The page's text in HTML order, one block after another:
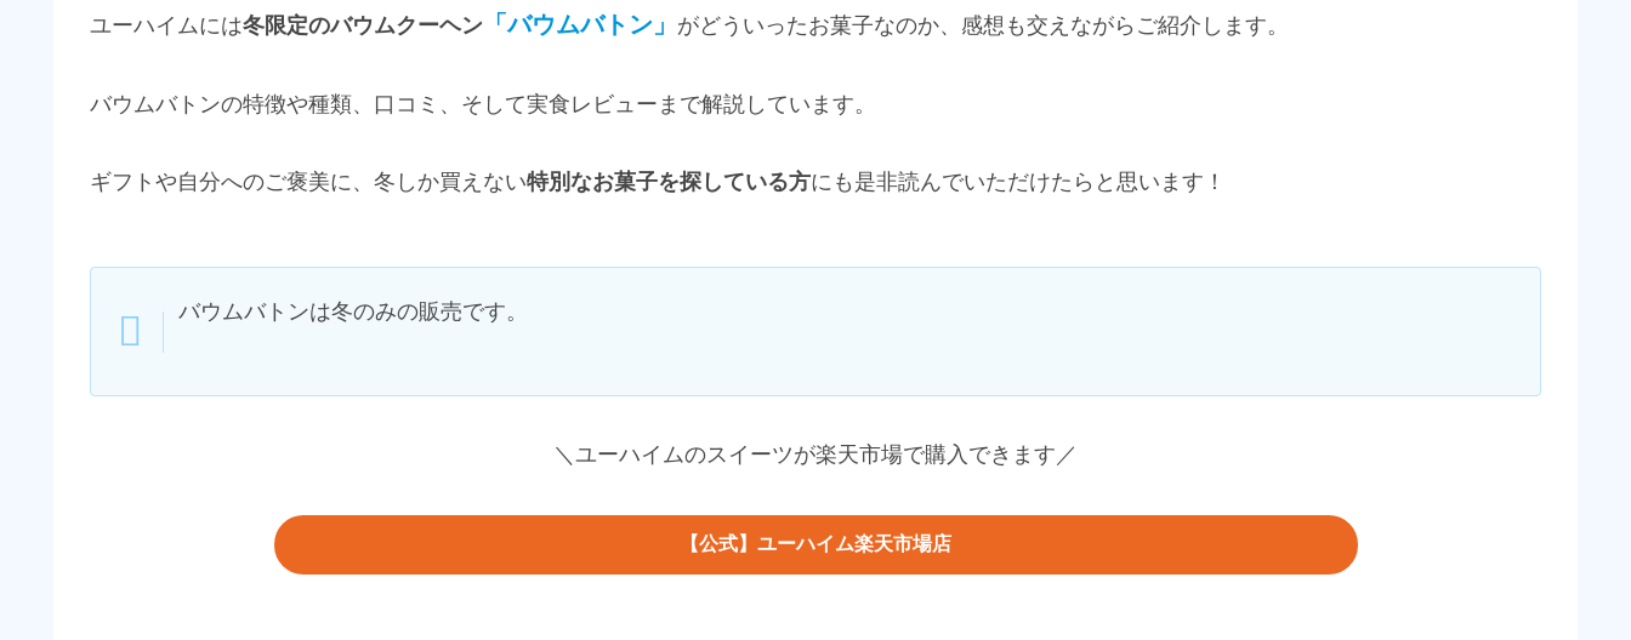
ユーハイムには冬限定のバウムクーヘン 「バウムバトン」 がどういったお菓子なのか、感想も交えながらご紹介します。
バウムバトンの特徴や種類、口コミ、そして実食レビューまで解説しています。
ギフトや自分へのご褒美に、冬しか買えない特別なお菓子を探している方にも是非読んでいただけたらと思います！
バウムバトンは冬のみの販売です。
＼ユーハイムのスイーツが楽天市場で購入できます／
【公式】ユーハイム楽天市場店